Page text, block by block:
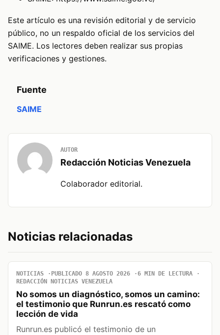
Este artículo es una revisión editorial y de servicio
público, no un respaldo oficial de los servicios del
SAIME. Los lectores deben realizar sus propias
verificaciones y gestiones.
Fuente
SAIME
AUTOR
Redacción Noticias Venezuela
Colaborador editorial.
Noticias relacionadas
NOTICIAS PUBLICADO 8 AGOSTO 2026
6 MIN DE LECTURA
REDACCIÓN NOTICIAS VENEZUELA
No somos un diagnóstico, somos un camino:
el testimonio que Runrun.es rescató como
lección de vida
Runrun.es publicó el testimonio de un